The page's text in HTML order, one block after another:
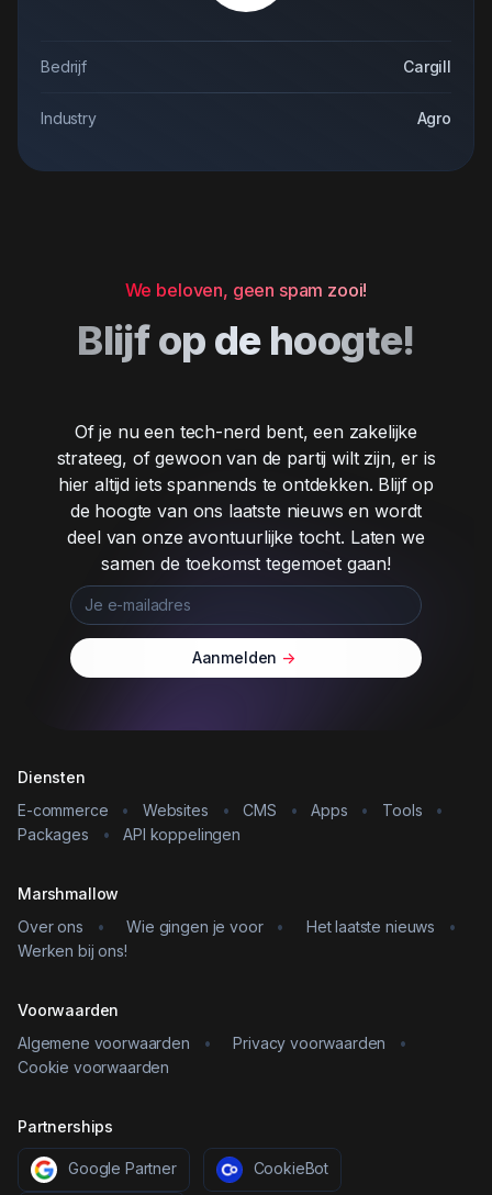
Bedrijf Cargill
Industry Agro
We beloven, geen spam zooi!
Blijf op de hoogte!
Of je nu een tech-nerd bent, een zakelijke
strateeg, of gewoon van de partij wilt zijn, er is
hier altijd iets spannends te ontdekken. Blijf op
de hoogte van ons laatste nieuws en wordt
deel van onze avontuurlijke tocht. Laten we
samen de toekomst tegemoet gaan!
Aanmelden ->
Diensten
E-commerce
• Websites • CMS • Apps • Tools
•
Packages
• API koppelingen
Marshmallow
Over ons
• Wie gingen je voor • Het laatste nieuws
•
Werken bij ons!
Voorwaarden
Algemene voorwaarden
• Privacy voorwaarden
•
Cookie voorwaarden
Partnerships
Google Partner CookieBot